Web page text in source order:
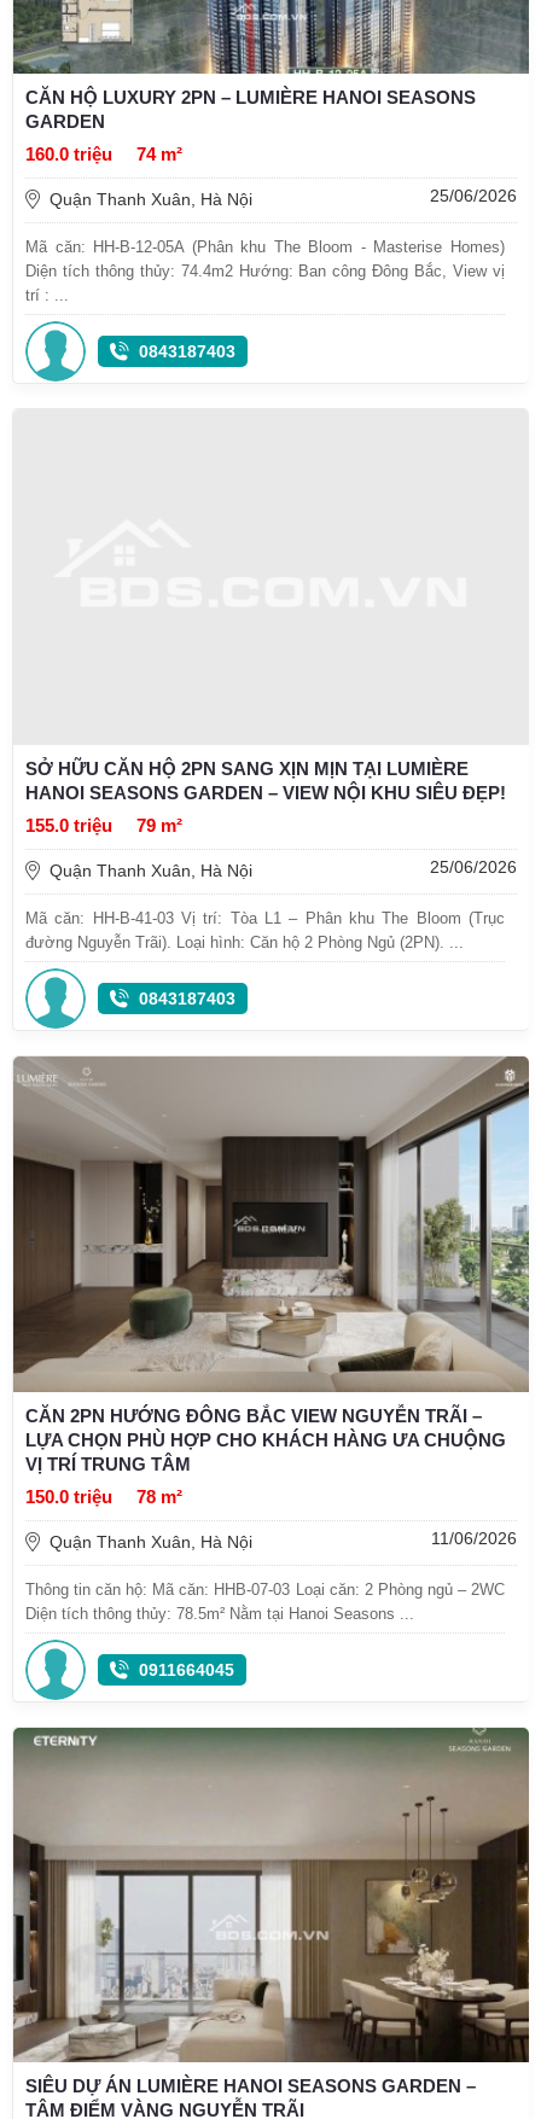
CĂN HỘ LUXURY 2PN – LUMIÈRE HANOI SEASONS
GARDEN
160.0 triệu
74 m²
Quận Thanh Xuân, Hà Nội 25/06/2026
Mã căn: HH-B-12-05A (Phân khu The Bloom - Masterise Homes)
Diện tích thông thủy: 74.4m2 Hướng: Ban công Đông Bắc, View vị
trí : ...
0843187403
SỞ HỮU CĂN HỘ 2PN SANG XỊN MỊN TẠI LUMIÈRE
HANOI SEASONS GARDEN – VIEW NỘI KHU SIÊU ĐẸP!
155.0 triệu
79 m²
Quận Thanh Xuân, Hà Nội 25/06/2026
Mã căn: HH-B-41-03 Vị trí: Tòa L1 – Phân khu The Bloom (Trục
đường Nguyễn Trãi). Loại hình: Căn hộ 2 Phòng Ngủ (2PN). ...
0843187403
CĂN 2PN HƯỚNG ĐÔNG BẮC VIEW NGUYỄN TRÃI –
LỰA CHỌN PHÙ HỢP CHO KHÁCH HÀNG ƯA CHUỘNG
VỊ TRÍ TRUNG TÂM
150.0 triệu
78 m²
Quận Thanh Xuân, Hà Nội 11/06/2026
Thông tin căn hộ: Mã căn: HHB-07-03 Loại căn: 2 Phòng ngủ – 2WC
Diện tích thông thủy: 78.5m² Nằm tại Hanoi Seasons ...
0911664045
SIÊU DỰ ÁN LUMIÈRE HANOI SEASONS GARDEN –
TÂM ĐIỂM VÀNG NGUYỄN TRÃI